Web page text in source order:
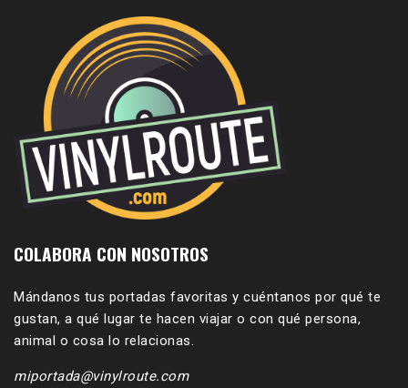
COLABORA CON NOSOTROS
Mándanos tus portadas favoritas y cuéntanos por qué te
gustan, a qué lugar te hacen viajar o con qué persona,
animal o cosa lo relacionas.
miportada@vinylroute.com